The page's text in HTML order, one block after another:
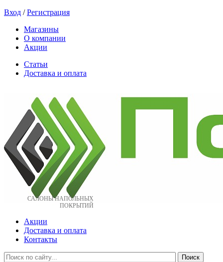
Вход /Регистрация
Магазины
О компании
Акции
Статьи
Доставка и оплата
САЛОНЫ НАПОЛЬНЫХ
ПОКРЫТИЙ
Акции
Доставка и оплата
Контакты